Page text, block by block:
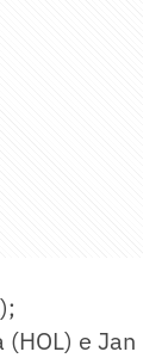
e Jan